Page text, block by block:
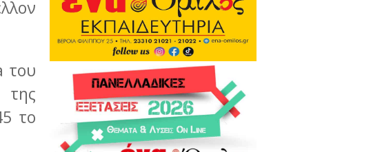
του
της
το